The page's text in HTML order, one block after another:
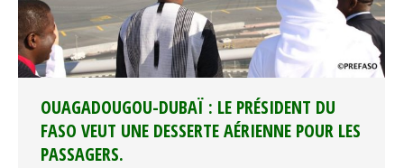
OUAGADOUGOU-DUBAÏ : LE PRÉSIDENT DU
FASO VEUT UNE DESSERTE AÉRIENNE POUR LES
PASSAGERS.